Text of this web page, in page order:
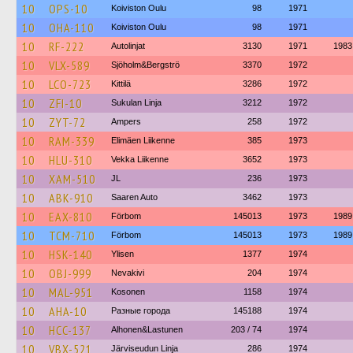
10 OPS-10 Koiviston Oulu 98 1971
10 OHA-110 Koiviston Oulu 98 1971
10 RF-222 Autolinjat 3130 1971 1983
10 VLX-589 Sjöholm&Bergströ 3370 1972
10 LCO-723 Kittilä 3286 1972
10 ZFI-10 Sukulan Linja 3212 1972
10 ZYT-72 Ampers 258 1972
10 RAM-339 Elimäen Liikenne 385 1973
10 HLU-310 Vekka Liikenne 3652 1973
10 XAM-510 JL 236 1973
10 ABK-910 Saaren Auto 3462 1973
10 EAX-810 Förbom 145013 1973 1989
10 TCM-710 Förbom 145013 1973 1989
10 HSK-140 Ylisen 1377 1974
10 OBJ-999 Nevakivi 204 1974
10 MAL-951 Kosonen 1158 1974
10 AHA-10 Разные города 145188 1974
10 HCC-137 Alhonen&Lastunen 203 / 74 1974
10 VBX-521 Järviseudun Linja 286 1974